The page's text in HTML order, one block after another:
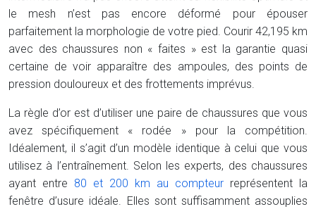
le mesh n’est pas encore déformé pour épouser
parfaitement la morphologie de votre pied. Courir 42,195 km
avec des chaussures non « faites » est la garantie quasi
certaine de voir apparaître des ampoules, des points de
pression douloureux et des frottements imprévus.
La règle d’or est d’utiliser une paire de chaussures que vous
avez spécifiquement « rodée » pour la compétition.
Idéalement, il s’agit d’un modèle identique à celui que vous
utilisez à l’entraînement. Selon les experts, des chaussures
ayant entre 80 et 200 km au compteur représentent la
fenêtre d’usure idéale. Elles sont suffisamment assouplies